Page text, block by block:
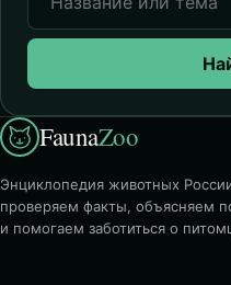
FaunaZoo
Энциклопедия животных
проверяем факты, объясняем
и помогаем заботиться о